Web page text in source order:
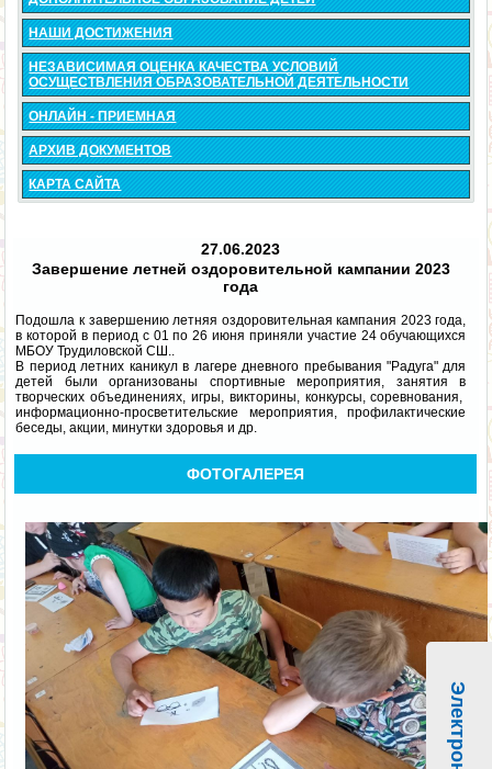
НАШИ ДОСТИЖЕНИЯ
НЕЗАВИСИМАЯ ОЦЕНКА КАЧЕСТВА УСЛОВИЙ
ОСУЩЕСТВЛЕНИЯ ОБРАЗОВАТЕЛЬНОЙ ДЕЯТЕЛЬНОСТИ
ОНЛАЙН - ПРИЕМНАЯ
АРХИВ ДОКУМЕНТОВ
КАРТА САЙТА
27.06.2023
Завершение летней оздоровительной кампании 2023
года
Подошла к завершению летняя оздоровительная кампания 2023 года,
в которой в период с 01 по 26 июня приняли участие 24 обучающихся
МБОУ Трудиловской СШ..
В период летних каникул в лагере дневного пребывания "Радуга" для
детей были организованы спортивные мероприятия, занятия в
творческих объединениях, игры, викторины, конкурсы, соревнования,
информационно-просветительские мероприятия, профилактические
беседы, акции, минутки здоровья и др.
ФОТОГАЛЕРЕЯ